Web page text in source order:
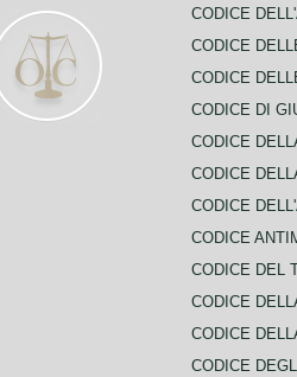
CODICE
CODICE
CODICE
CODICE DI
CODICE
CODICE
CODICE
CODICE
CODICE DEL
CODICE
CODICE
CODICE